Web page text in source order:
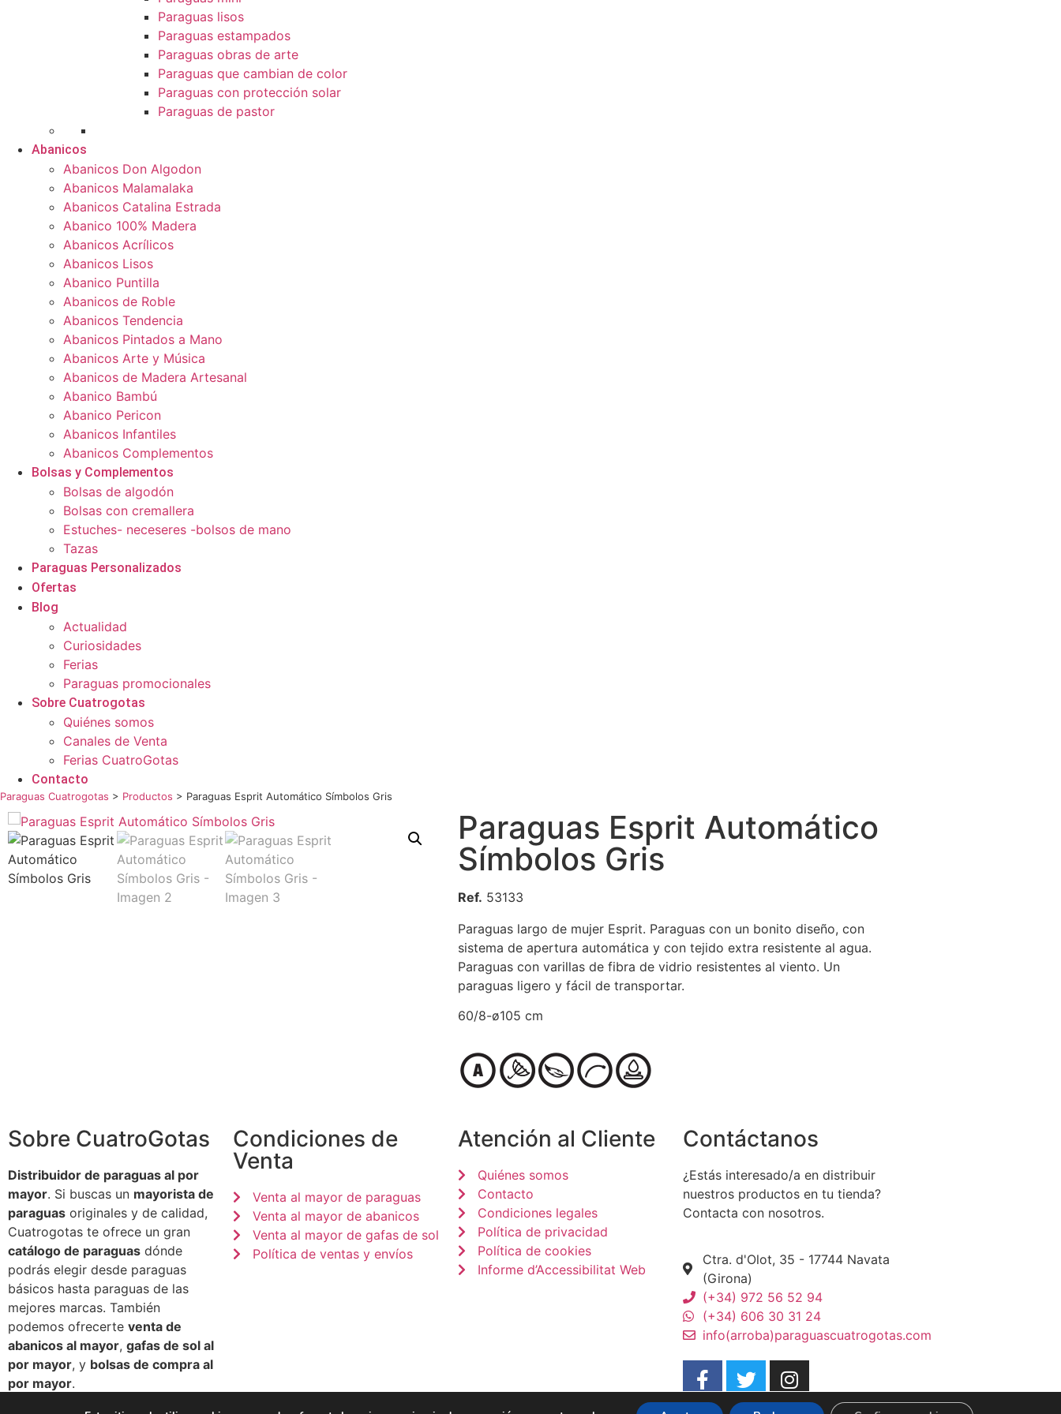
Paraguas lisos
Paraguas estampados
Paraguas obras de arte
Paraguas que cambian de color
Paraguas con protección solar
Paraguas de pastor
Abanicos
Abanicos Don Algodon
Abanicos Malamalaka
Abanicos Catalina Estrada
Abanico 100% Madera
Abanicos Acrílicos
Abanicos Lisos
Abanico Puntilla
Abanicos de Roble
Abanicos Tendencia
Abanicos Pintados a Mano
Abanicos Arte y Música
Abanicos de Madera Artesanal
Abanico Bambú
Abanico Pericon
Abanicos Infantiles
Abanicos Complementos
Bolsas y Complementos
Bolsas de algodón
Bolsas con cremallera
Estuches- neceseres -bolsos de mano
Tazas
Paraguas Personalizados
Ofertas
Blog
Actualidad
Curiosidades
Ferias
Paraguas promocionales
Sobre Cuatrogotas
Quiénes somos
Canales de Venta
Ferias CuatroGotas
Contacto
Paraguas Cuatrogotas > Productos > Paraguas Esprit Automático Símbolos Gris
Paraguas Esprit Automático
Símbolos Gris
Ref. 53133
Paraguas largo de mujer Esprit. Paraguas con un bonito diseño, con
sistema de apertura automática y con tejido extra resistente al agua.
Paraguas con varillas de fibra de vidrio resistentes al viento. Un
paraguas ligero y fácil de transportar.
60/8-ø105 cm
Sobre CuatroGotas
Distribuidor de paraguas al por
mayor. Si buscas un mayorista de
paraguas originales y de calidad,
Cuatrogotas te ofrece un gran
catálogo de paraguas dónde
podrás elegir desde paraguas
básicos hasta paraguas de las
mejores marcas. También
podemos ofrecerte venta de
abanicos al mayor, gafas de sol al
por mayor, y bolsas de compra al
por mayor.
Condiciones de
Venta
Venta al mayor de paraguas
Venta al mayor de abanicos
Venta al mayor de gafas de sol
Política de ventas y envíos
Atención al Cliente
Quiénes somos
Contacto
Condiciones legales
Política de privacidad
Política de cookies
Informe d’Accessibilitat Web
Contáctanos
¿Estás interesado/a en distribuir
nuestros productos en tu tienda?
Contacta con nosotros.
Ctra. d'Olot, 35 - 17744 Navata
(Girona)
(+34) 972 56 52 94
(+34) 606 30 31 24
info(arroba)paraguascuatrogotas.com